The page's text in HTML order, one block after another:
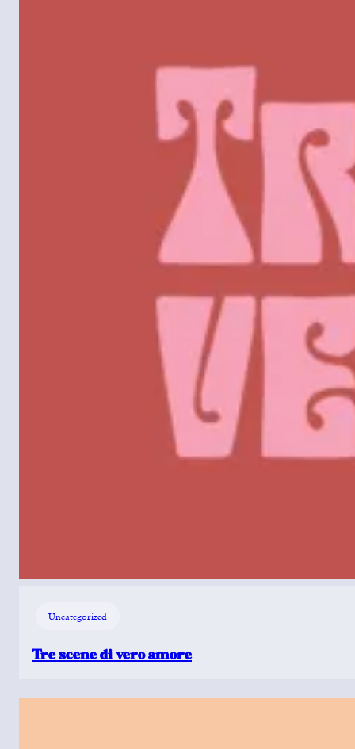
Uncategorized
Tre scene di vero amore